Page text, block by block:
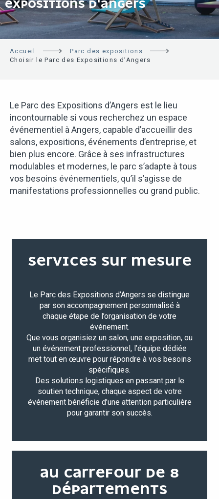
EXPOSITIONS D'ANGERS
Accueil
Parc des expositions
Choisir le Parc des Expositions d’Angers
Le Parc des Expositions d’Angers est le lieu
incontournable si vous recherchez un espace
événementiel à Angers, capable d’accueillir des
salons, expositions, événements d’entreprise, et
bien plus encore. Grâce à ses infrastructures
modulables et modernes, le parc s’adapte à tous
vos besoins événementiels, qu’il s’agisse de
manifestations professionnelles ou grand public.
SERVICES SUR MESURE
Le Parc des Expositions d’Angers se distingue
par son accompagnement personnalisé à
chaque étape de l’organisation de votre
événement.
Que vous organisiez un salon, une exposition, ou
un événement professionnel, l’équipe dédiée
met tout en œuvre pour répondre à vos besoins
spécifiques.
Des solutions logistiques en passant par le
soutien technique, chaque aspect de votre
événement bénéficie d’une attention particulière
pour garantir son succès.
AU CARREFOUR DE 8
DÉPARTEMENTS